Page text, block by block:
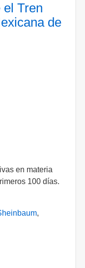
el Tren
de
en materia
100 días.